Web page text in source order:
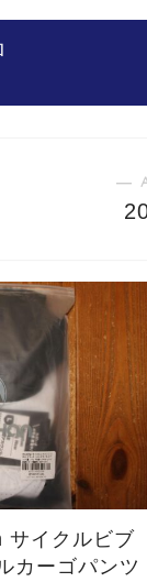
―
サイクルビブ
カーゴパンツ